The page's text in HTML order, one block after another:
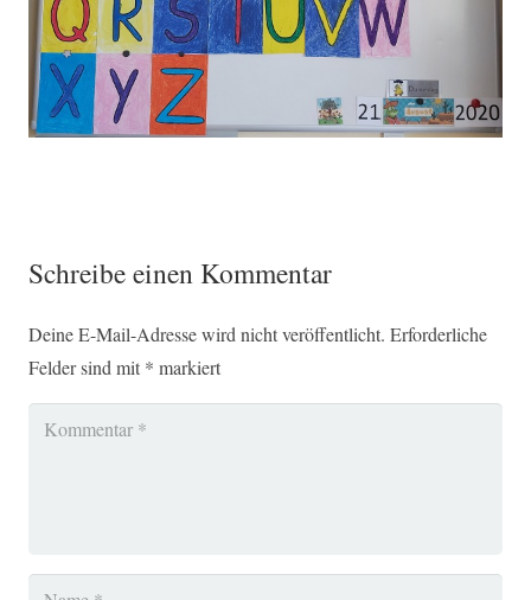
Schreibe einen Kommentar
Deine E-Mail-Adresse wird nicht veröffentlicht. Erforderliche
Felder sind mit * markiert